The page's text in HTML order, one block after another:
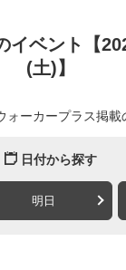
イベント【
(土)】
ォーカープラス掲
日付から探す
明日